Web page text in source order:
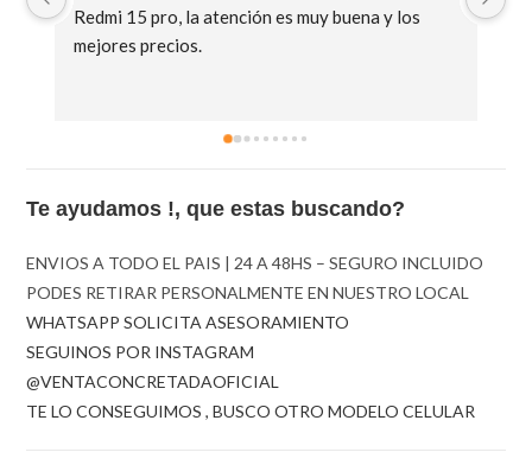
Redmi 15 pro, la atención es muy buena y los
mejores precios.
Te ayudamos !, que estas buscando?
ENVIOS A TODO EL PAIS | 24 A 48HS – SEGURO INCLUIDO
PODES RETIRAR PERSONALMENTE EN NUESTRO LOCAL
WHATSAPP SOLICITA ASESORAMIENTO
SEGUINOS POR INSTAGRAM
@VENTACONCRETADAOFICIAL
TE LO CONSEGUIMOS , BUSCO OTRO MODELO CELULAR